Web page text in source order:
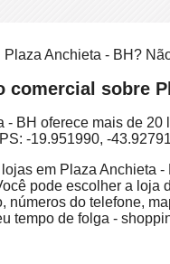
Plaza Anchieta - BH?
comercial sobre
- BH oferece mais de
-19.951990, -
em Plaza Anchieta
pode escolher a loja
números do telefone,
tempo de folga -